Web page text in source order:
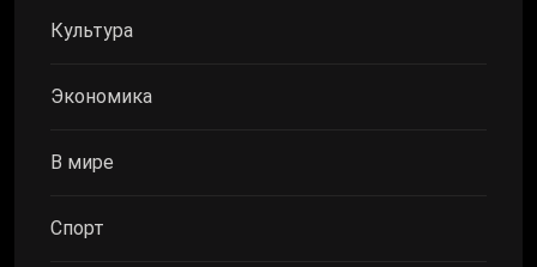
Культура
Экономика
В мире
Спорт